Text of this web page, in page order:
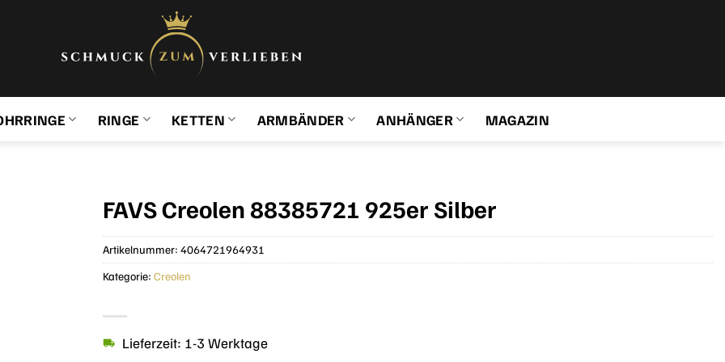
RINGE KETTEN ARMBÄNDER ANHÄNGER MAGAZIN
FAVS Creolen 88385721 925er Silber
Lieferzeit: 1-3 Werktage
Artikelnummer: 4064721964931
Kategorie: Creolen